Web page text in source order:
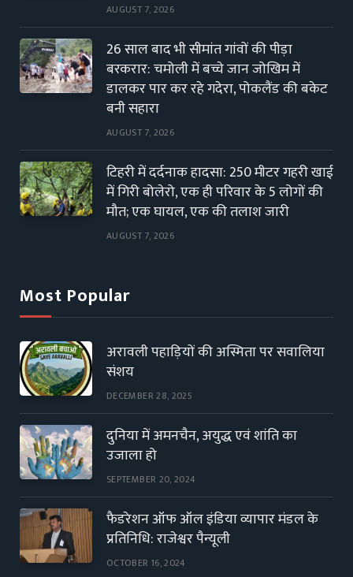
AUGUST 7, 2026
26 साल बाद भी सीमांत गांवों की पीड़ा
बरकरार: चमोली में बच्चे जान जोखिम में
डालकर पार कर रहे गदेरा, पोकलैंड की बकेट
बनी सहारा
AUGUST 7, 2026
टिहरी में दर्दनाक हादसा: 250 मीटर गहरी खाई
में गिरी बोलेरो, एक ही परिवार के 5 लोगों की
मौत; एक घायल, एक की तलाश जारी
AUGUST 7, 2026
Most Popular
अरावली पहाड़ियों की अस्मिता पर सवालिया
संशय
DECEMBER 28, 2025
दुनिया में अमनचैन, अयुद्ध एवं शांति का
उजाला हो
SEPTEMBER 20, 2024
फैडरेशन ऑफ ऑल इंडिया व्यापार मंडल के
प्रतिनिधि: राजेश्वर पैन्यूली
OCTOBER 16, 2024